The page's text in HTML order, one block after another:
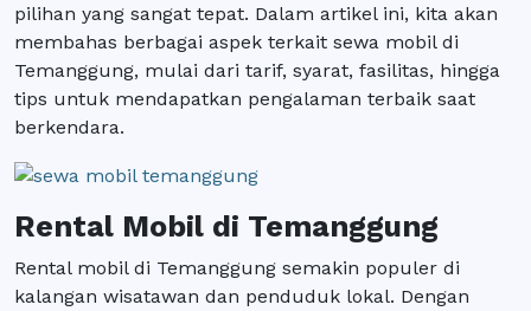
pilihan yang sangat tepat. Dalam artikel ini, kita akan
membahas berbagai aspek terkait sewa mobil di
Temanggung, mulai dari tarif, syarat, fasilitas, hingga
tips untuk mendapatkan pengalaman terbaik saat
berkendara.
Rental Mobil di Temanggung
Rental mobil di Temanggung semakin populer di
kalangan wisatawan dan penduduk lokal. Dengan